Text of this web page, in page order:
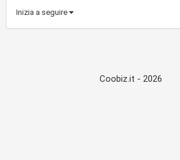
Inizia a seguire
Coobiz.it - 2026